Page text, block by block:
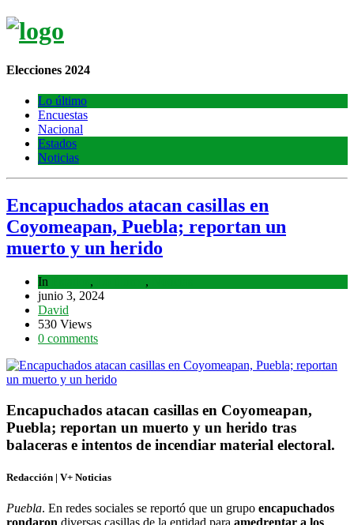
Elecciones 2024
Lo último
Encuestas
Nacional
Estados
Noticias
Encapuchados atacan casillas en
Coyomeapan, Puebla; reportan un
muerto y un herido
In , ,
junio 3, 2024
David
530 Views
0 comments
Encapuchados atacan casillas en Coyomeapan,
Puebla; reportan un muerto y un herido tras
balaceras e intentos de incendiar material electoral.
Redacción | V+ Noticias
Puebla. En redes sociales se reportó que un grupo encapuchados
rondaron diversas casillas de la entidad para amedrentar a los